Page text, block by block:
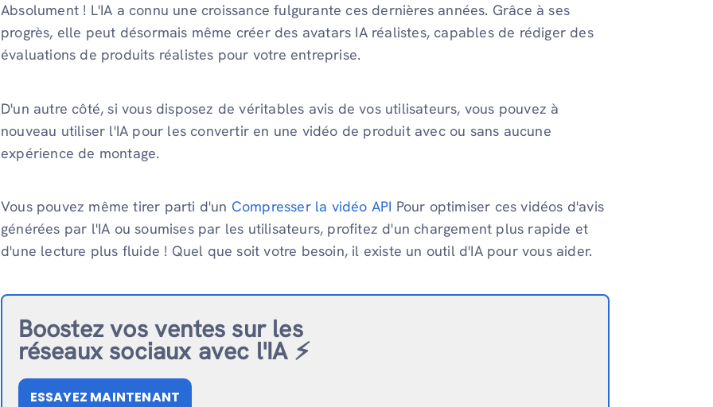
Absolument ! L'IA a connu une croissance fulgurante ces dernières années. Grâce à ses
progrès, elle peut désormais même créer des avatars IA réalistes, capables de rédiger des
évaluations de produits réalistes pour votre entreprise.
D'un autre côté, si vous disposez de véritables avis de vos utilisateurs, vous pouvez à
nouveau utiliser l'IA pour les convertir en une vidéo de produit avec ou sans aucune
expérience de montage.
Vous pouvez même tirer parti d'un Compresser la vidéo API Pour optimiser ces vidéos d'avis
générées par l'IA ou soumises par les utilisateurs, profitez d'un chargement plus rapide et
d'une lecture plus fluide ! Quel que soit votre besoin, il existe un outil d'IA pour vous aider.
Boostez vos ventes sur les
réseaux sociaux avec l'IA ⚡️
ESSAYEZ MAINTENANT